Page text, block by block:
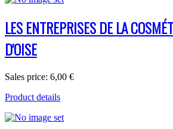
LES ENTREPRISES DE LA
D'OISE
Sales price: 6,00 €
Product details